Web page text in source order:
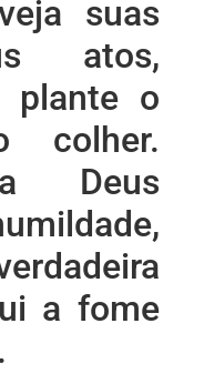
suas
atos,
plante o
colher.
Deus
a fome